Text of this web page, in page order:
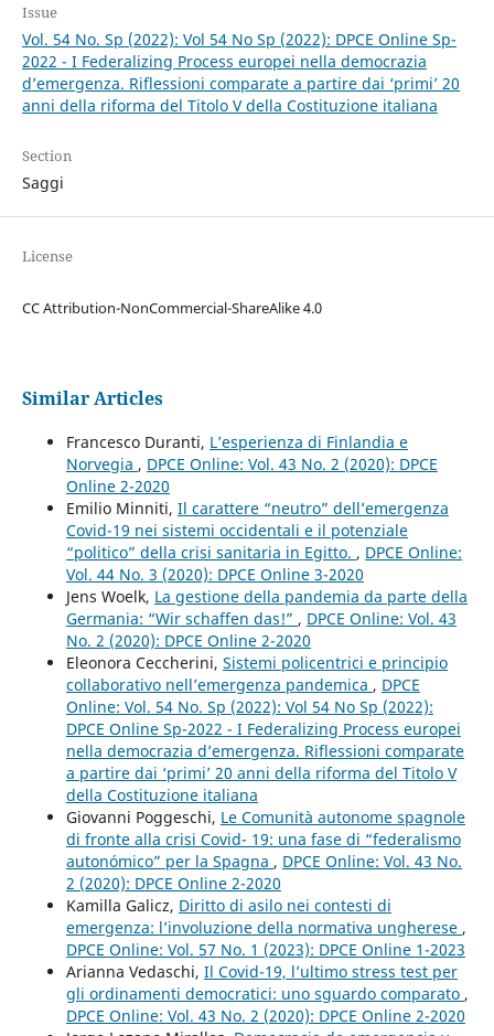
Issue
Vol. 54 No. Sp (2022): Vol 54 No Sp (2022): DPCE Online Sp-
2022 - I Federalizing Process europei nella democrazia
d’emergenza. Riflessioni comparate a partire dai ‘primi’ 20
anni della riforma del Titolo V della Costituzione italiana
Section
Saggi
License
CC Attribution-NonCommercial-ShareAlike 4.0
Similar Articles
Francesco Duranti, L’esperienza di Finlandia e
Norvegia , DPCE Online: Vol. 43 No. 2 (2020): DPCE
Online 2-2020
Emilio Minniti, Il carattere “neutro” dell’emergenza
Covid-19 nei sistemi occidentali e il potenziale
“politico” della crisi sanitaria in Egitto. , DPCE Online:
Vol. 44 No. 3 (2020): DPCE Online 3-2020
Jens Woelk, La gestione della pandemia da parte della
Germania: “Wir schaffen das!” , DPCE Online: Vol. 43
No. 2 (2020): DPCE Online 2-2020
Eleonora Ceccherini, Sistemi policentrici e principio
collaborativo nell’emergenza pandemica , DPCE
Online: Vol. 54 No. Sp (2022): Vol 54 No Sp (2022):
DPCE Online Sp-2022 - I Federalizing Process europei
nella democrazia d’emergenza. Riflessioni comparate
a partire dai ‘primi’ 20 anni della riforma del Titolo V
della Costituzione italiana
Giovanni Poggeschi, Le Comunità autonome spagnole
di fronte alla crisi Covid- 19: una fase di “federalismo
autonómico” per la Spagna , DPCE Online: Vol. 43 No.
2 (2020): DPCE Online 2-2020
Kamilla Galicz, Diritto di asilo nei contesti di
emergenza: l’involuzione della normativa ungherese ,
DPCE Online: Vol. 57 No. 1 (2023): DPCE Online 1-2023
Arianna Vedaschi, Il Covid-19, l’ultimo stress test per
gli ordinamenti democratici: uno sguardo comparato ,
DPCE Online: Vol. 43 No. 2 (2020): DPCE Online 2-2020